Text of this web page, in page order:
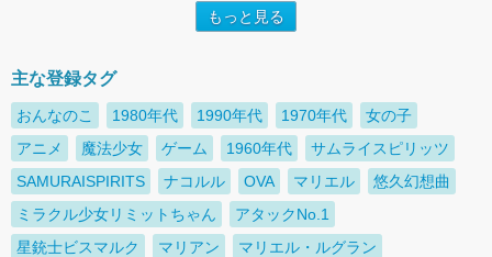
もっと見る
主な登録タグ
おんなのこ 1980年代 1990年代 1970年代
女の子
アニメ
魔法少女 ゲーム 1960年代
サムライスピリッツ
SAMURAISPIRITS
ナコルル OVA マリエル
悠久幻想曲
ミラクル少女リミットちゃん
アタックNo.1
星銃士ビスマルク
マリアン
マリエル・ルグラン